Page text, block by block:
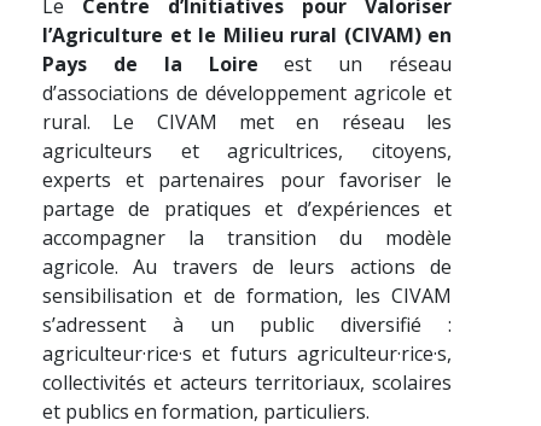
Le Centre d’Initiatives pour Valoriser
l’Agriculture et le Milieu rural (CIVAM) en
Pays de la Loire est un réseau
d’associations de développement agricole et
rural. Le CIVAM met en réseau les
agriculteurs et agricultrices, citoyens,
experts et partenaires pour favoriser le
partage de pratiques et d’expériences et
accompagner la transition du modèle
agricole.Au travers de leurs actions de
sensibilisation et de formation, les CIVAM
s’adressent à un public diversifié :
agriculteur·rice·s et futurs agriculteur·rice·s,
collectivités et acteurs territoriaux, scolaires
et publics en formation, particuliers.